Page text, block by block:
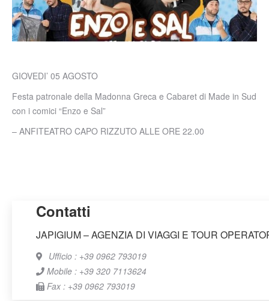
GIOVEDI’ 05 AGOSTO
Festa patronale della Madonna Greca e Cabaret di Made in Sud
con i comici “Enzo e Sal”
– ANFITEATRO CAPO RIZZUTO ALLE ORE 22.00
Contatti
JAPIGIUM – AGENZIA DI VIAGGI E TOUR
Ufficio : +39 0962 793019
Mobile : +39 320 7113624
Fax : +39 0962 793019